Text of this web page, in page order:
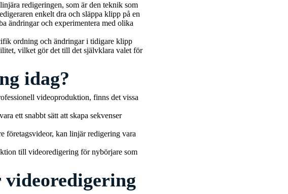
redigeringen, som är den teknik som
enkelt dra och släppa klipp på en
ändringar och experimentera med olika
ordning och ändringar i tidigare klipp
vilket gör det till det självklara valet för
idag?
videoproduktion, finns det vissa
ett snabbt sätt att skapa sekvenser
företagsvideor, kan linjär redigering vara
till videoredigering för nybörjare som